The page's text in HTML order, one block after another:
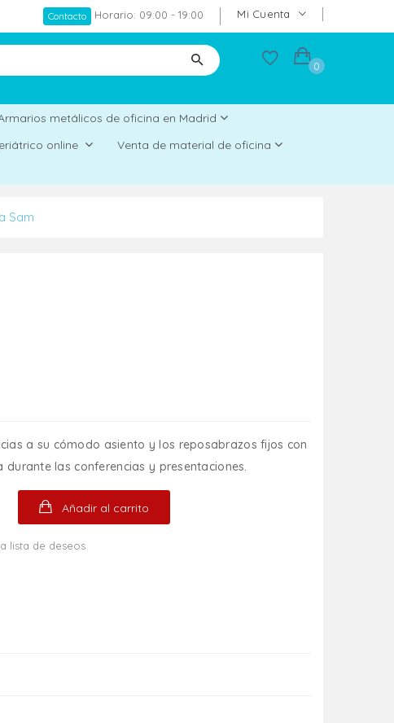
Mi Cuenta
Contacto Horario: 09:00 - 19:00
0
metálicos de oficina en Madrid
online
Venta de material de oficina
Sam
a su cómodo asiento y los reposabrazos fijos con
las conferencias y presentaciones.
Añadir al carrito
lista de deseos